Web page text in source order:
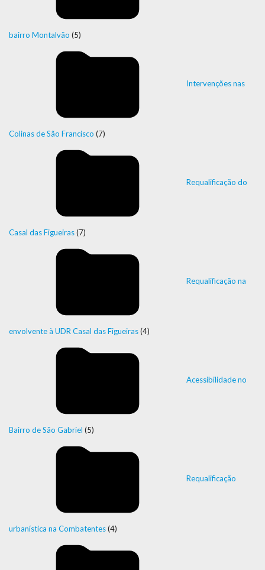
bairro Montalvão (5)
Intervenções nas
Colinas de São Francisco (7)
Requalificação do
Casal das Figueiras(7)
Requalificação na
envolvente à UDR Casal das Figueiras(4)
Acessibilidade no
Bairro de São Gabriel (5)
Requalificação
urbanística na Combatentes(4)